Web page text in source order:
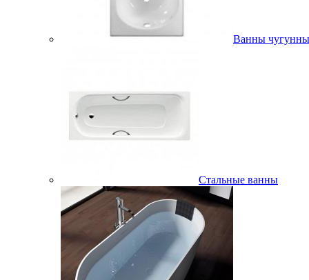
Ванны
Стальные ванны